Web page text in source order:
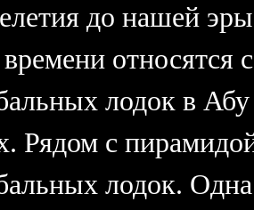
до нашей
относятся
лодок в
Рядом с
лодок.